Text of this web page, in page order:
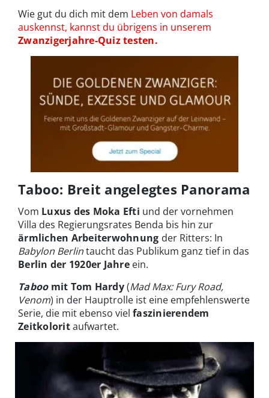
Wie gut du dich mit dem Leben von damals
auskennst, kannst du übrigens in unserem
Zwanzigerjahre-Quiz testen.
Taboo: Breit angelegtes Panorama
Vom Luxus des Moka Efti und der vornehmen
Villa des Regierungsrates Benda bis hin zur
ärmlichen Arbeiterwohnung der Ritters: In
Babylon Berlintaucht das Publikum ganz tief in das
Berlin der 1920er Jahreein.
Taboomit Tom Hardy(Mad Max: Fury Road,
Venom) in der Hauptrolle ist eine empfehlenswerte
Serie, die mit ebenso viel faszinierendem
Zeitkoloritaufwartet.